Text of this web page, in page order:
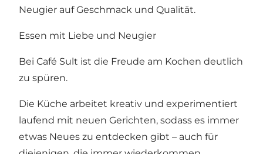
Neugier auf Geschmack und Qualität.
Essen mit Liebe und Neugier
Bei Café Sult ist die Freude am Kochen deutlich
zu spüren.
Die Küche arbeitet kreativ und experimentiert
laufend mit neuen Gerichten, sodass es immer
etwas Neues zu entdecken gibt – auch für